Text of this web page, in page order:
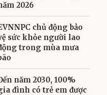
2026
chủ động bảo
sức khỏe người lao
trong mùa mưa
năm 2030, 100%
đình có trẻ em được